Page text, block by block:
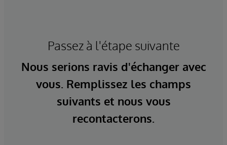
Passez à l'étape suivante
Nous serions ravis d'échanger avec
vous. Remplissez les champs
suivants et nous vous
recontacterons.